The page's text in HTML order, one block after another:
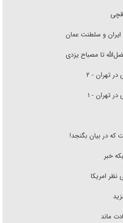
و سلطنت عمان
تا مصباح یزدی
تهران - ۲
تهران - ۱
که در بیان بگنجد!
امریکا
ماند